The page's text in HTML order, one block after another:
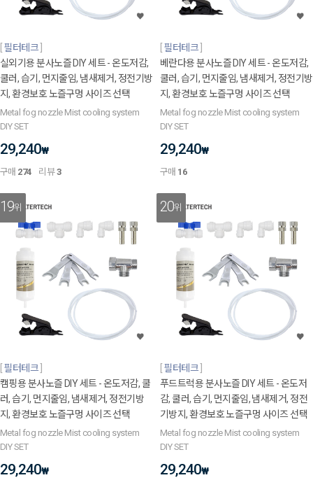
필터테크
실외기용 분사노즐 DIY 세트 - 온도저감,
쿨러, 습기, 먼지줄임, 냄새제거, 정전기방
지, 환경보호 노즐구멍 사이즈 선택
Metal fog nozzle Mist cooling system
DIY SET
29,240₩
구매 274 리뷰3
필터테크
베란다용 분사노즐 DIY 세트 - 온도저감,
쿨러, 습기, 먼지줄임, 냄새제거, 정전기방
지, 환경보호 노즐구멍 사이즈 선택
Metal fog nozzle Mist cooling system
DIY SET
29,240₩
구매 16
19위
필터테크
캠핑용 분사노즐 DIY 세트 - 온도저감, 쿨
러, 습기, 먼지줄임, 냄새제거, 정전기방
지, 환경보호 노즐구멍 사이즈 선택
Metal fog nozzle Mist cooling system
DIY SET
29,240₩
20위
필터테크
푸드트럭용 분사노즐 DIY 세트 - 온도저
감, 쿨러, 습기, 먼지줄임, 냄새제거, 정전
기방지, 환경보호 노즐구멍 사이즈 선택
Metal fog nozzle Mist cooling system
DIY SET
29,240₩